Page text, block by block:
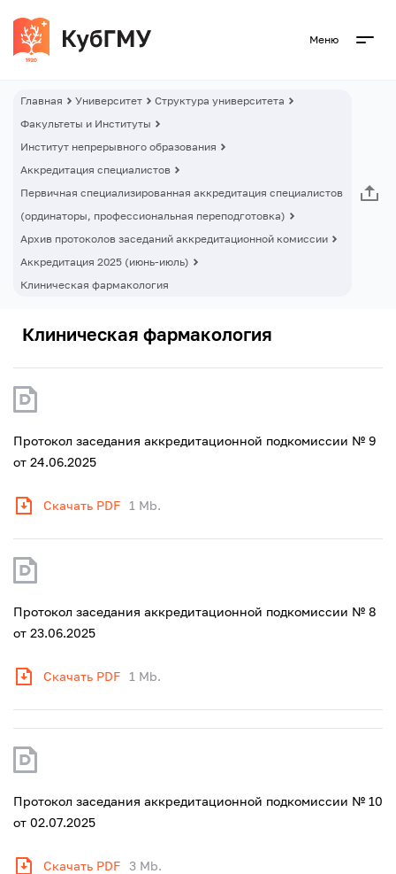
Меню
Главная Университет
Структура университета
Факультеты и Институты
Институт непрерывного образования
Аккредитация специалистов
Первичная специализированная аккредитация специалистов
(ординаторы, профессиональная переподготовка)
Архив протоколов заседаний аккредитационной комиссии
Аккредитация 2025 (июнь-июль)
Клиническая фармакология
Клиническая фармакология
Протокол заседания аккредитационной подкомиссии № 9
от 24.06.2025
Скачать PDF 1 Mb.
Протокол заседания аккредитационной подкомиссии № 8
от 23.06.2025
Скачать PDF 1 Mb.
Протокол заседания аккредитационной подкомиссии № 10
от 02.07.2025
Скачать PDF 3 Mb.